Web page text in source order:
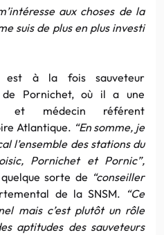
aux choses de la
suis de plus en plus investi
est à la fois sauveteur
Pornichet, où il a une
et médecin référent
Atlantique. “En somme, je
l’ensemble des stations du
Pornichet et Pornic”,
sorte de “conseiller
de la SNSM. “Ce
mais c’est plutôt un rôle
aptitudes des sauveteurs